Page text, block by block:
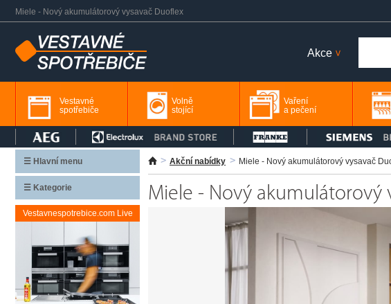
Miele - Nový akumulátorový vysavač Duoflex
Akce>
Vestavné
spotřebiče
Volně
stojící
Vaření
a pečení
Akční nabídky Miele - Nový akumulátorový vysavač
Miele - Nový akumulátorový
☰ Hlavní menu
☰ Kategorie
Vestavnespotrebice.com Live